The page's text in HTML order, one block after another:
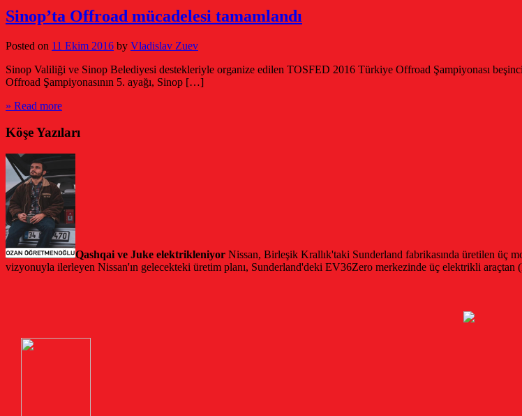
Sinop’ta Offroad mücadelesi tamamlandı
Posted on 11 Ekim 2016 by Vladislav Zuev
Sinop Valiliği ve Sinop Belediyesi destekleriyle organize edilen TOSFED 2016 Türkiye Offroad Şampiyonası
Offroad Şampiyonasının 5. ayağı, Sinop […]
» Read more
Köşe Yazıları
Qashqai ve Juke elektrikleniyor Nissan, Birleşik Krallık'taki Sunderland fabrikasında üretilen üç
vizyonuyla ilerleyen Nissan'ın gelecekteki üretim planı, Sunderland'deki EV36Zero merkezinde üç elektrikli araçtan